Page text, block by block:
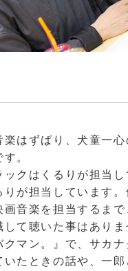
楽はずばり、犬童一
。
ックはくるりが担当
りが担当しています
画音楽を担当するま
して聴いた事はあり
クマン。』で、サカ
いたときの話や、一